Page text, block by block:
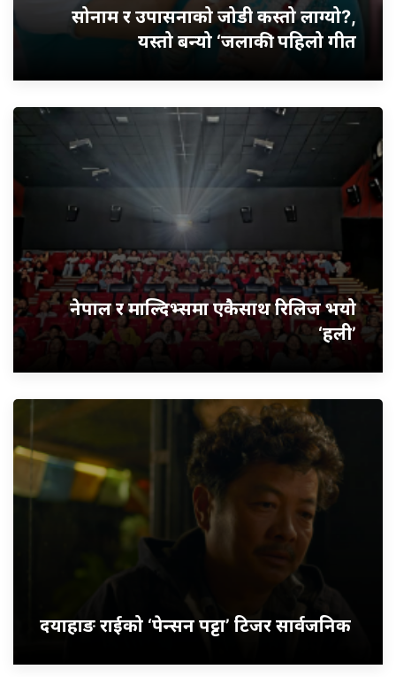
सोनाम र उपासनाको जोडी कस्तो लाग्यो?,
यस्तो बन्यो ‘जलाकी’ पहिलो गीत
नेपाल र माल्दिभ्समा एकैसाथ रिलिज भयो
‘हली’
दयाहाङ राईको ‘पेन्सन पट्टा’ टिजर सार्वजनिक